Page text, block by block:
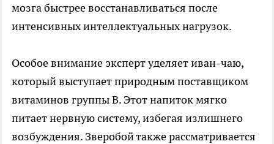
мозга быстрее восстанавливаться после
интенсивных интеллектуальных нагрузок.
Особое внимание эксперт уделяет иван-чаю,
который выступает природным поставщиком
витаминов группы B. Этот напиток мягко
питает нервную систему, избегая излишнего
возбуждения. Зверобой также рассматривается